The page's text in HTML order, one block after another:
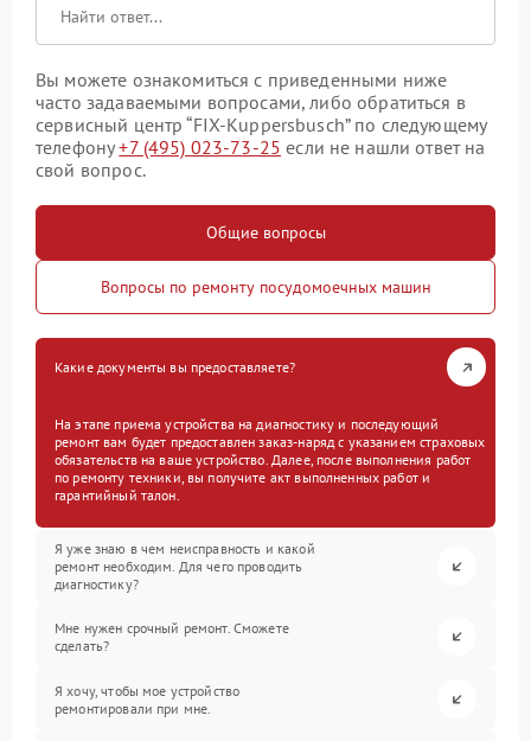
Вы можете ознакомиться с приведенными ниже
часто задаваемыми вопросами, либо обратиться в
сервисный центр “FIX-Kuppersbusch” по следующему
телефону+7 (495) 023-73-25 если не нашли ответ на
свой вопрос.
Общие вопросы
Вопросы по ремонту посудомоечных машин
Какие документы вы предоставляете?
На этапе приема устройства на диагностику и последующий
ремонт вам будет предоставлен заказ-наряд с указанием страховых
обязательств на ваше устройство. Далее, после выполнения работ
по ремонту техники, вы получите акт выполненных работ и
гарантийный талон.
Я уже знаю в чем неисправность и какой
ремонт необходим. Для чего проводить
диагностику?
Мне нужен срочный ремонт. Сможете
сделать?
Я хочу, чтобы мое устройство
ремонтировали при мне.